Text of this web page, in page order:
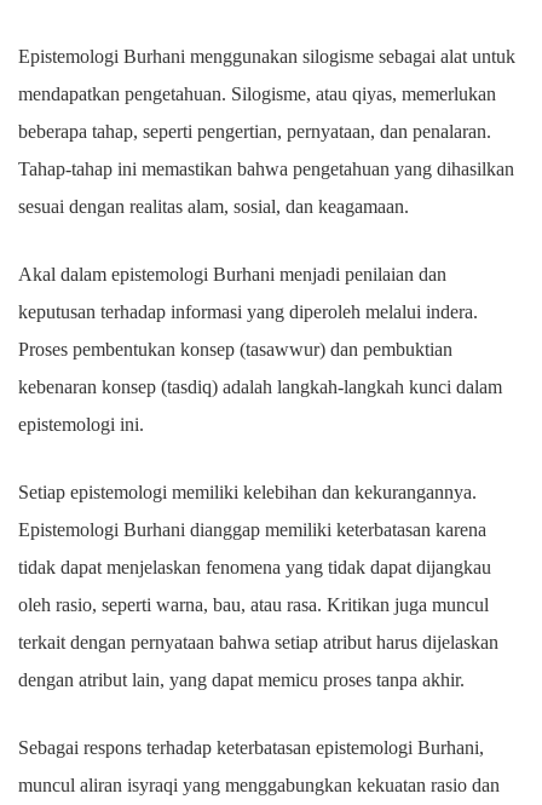
Epistemologi Burhani menggunakan silogisme sebagai alat untuk
mendapatkan pengetahuan. Silogisme, atau qiyas, memerlukan
beberapa tahap, seperti pengertian, pernyataan, dan penalaran.
Tahap-tahap ini memastikan bahwa pengetahuan yang dihasilkan
sesuai dengan realitas alam, sosial, dan keagamaan.
Akal dalam epistemologi Burhani menjadi penilaian dan
keputusan terhadap informasi yang diperoleh melalui indera.
Proses pembentukan konsep (tasawwur) dan pembuktian
kebenaran konsep (tasdiq) adalah langkah-langkah kunci dalam
epistemologi ini.
Setiap epistemologi memiliki kelebihan dan kekurangannya.
Epistemologi Burhani dianggap memiliki keterbatasan karena
tidak dapat menjelaskan fenomena yang tidak dapat dijangkau
oleh rasio, seperti warna, bau, atau rasa. Kritikan juga muncul
terkait dengan pernyataan bahwa setiap atribut harus dijelaskan
dengan atribut lain, yang dapat memicu proses tanpa akhir.
Sebagai respons terhadap keterbatasan epistemologi Burhani,
muncul aliran isyraqi yang menggabungkan kekuatan rasio dan